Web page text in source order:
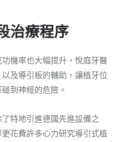
治療程序
機率也大幅提升，悅庭牙醫
及導引板的輔助，讓植牙位
到神經的危險。
特地引進德國先進設備之
花費許多心力研究導引式植